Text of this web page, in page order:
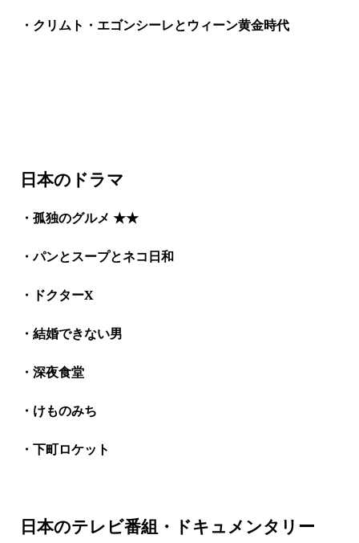
・クリムト・エゴンシーレとウィーン黄金時代
日本のドラマ
・孤独のグルメ ★★
・パンとスープとネコ日和
・ドクターX
・結婚できない男
・深夜食堂
・けものみち
・下町ロケット
日本のテレビ番組・ドキュメンタリー